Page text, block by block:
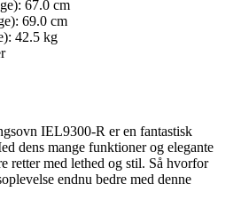
67.0 cm
69.0 cm
42.5 kg
IEL9300-R er en fantastisk
dens mange funktioner og elegante
retter med lethed og stil. Så hvorfor
endnu bedre med denne